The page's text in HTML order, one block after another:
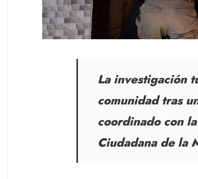
La investigación
comunidad tras
coordinado con
Ciudadana de la